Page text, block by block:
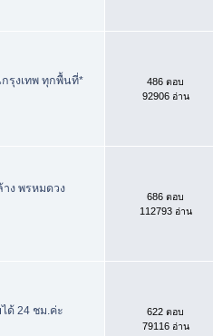
รุงเทพ ทุกพื้นที่*
486 ตอบ
92906 อ่าน
ง พรหมดวง
686 ตอบ
112793 อ่าน
ด้ 24 ชม.ค่ะ
622 ตอบ
79116 อ่าน